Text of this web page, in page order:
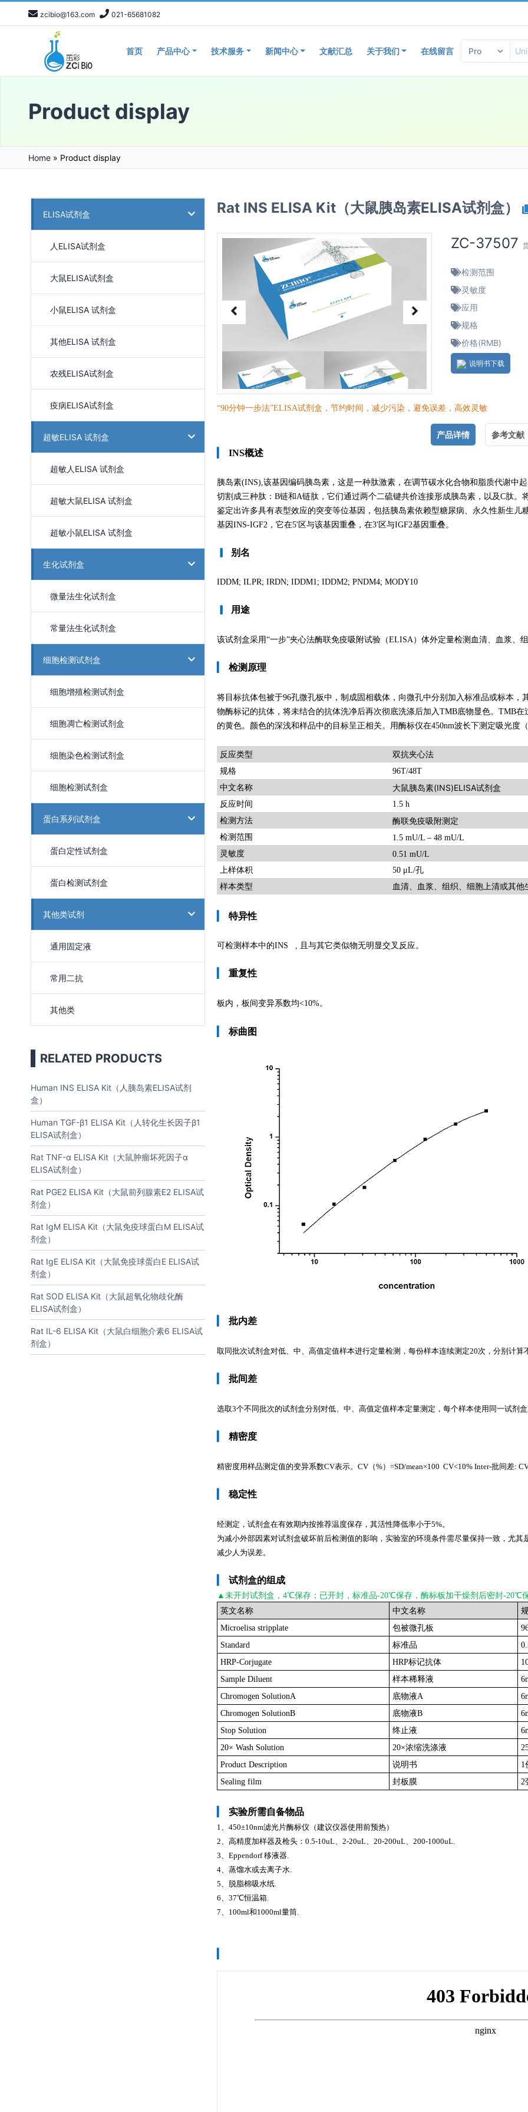
zcibio@163.com 021-65681082
首页 产品中心 技术服务 新闻中心 文献汇总 关于我们 在线留言
Product display
Home » Product display
Rat INS ELISA Kit（大鼠胰岛素ELISA试剂盒）
ZC-37507
检测范围
灵敏度
应用
规格
价格(RMB)
说明书下载
“90分钟一步法”ELISA试剂盒，节约时间，减少污染，避免误差，高效灵敏
产品详情
参考文献
INS概述
胰岛素(INS),该基因编码胰岛素，这是一种肽激素，在调节碳水化合物和脂质代谢中
切割成三种肽：B链和A链肽，它们通过两个二硫键共价连接形成胰岛素，以及C肽
鉴定出许多具有表型效应的突变等位基因，包括胰岛素依赖型糖尿病、永久性新生
基因INS-IGF2，它在5'区与该基因重叠，在3'区与IGF2基因重叠。
别名
IDDM; ILPR; IRDN; IDDM1; IDDM2; PNDM4; MODY10
用途
该试剂盒采用“一步”夹心法酶联免疫吸附试验（ELISA）体外定量检测血清、血浆、
检测原理
将目标抗体包被于96孔微孔板中，制成固相载体，向微孔中分别加入标准品或标本
物酶标记的抗体，将未结合的抗体洗净后再次彻底洗涤后加入TMB底物显色。TMB
的黄色。颜色的深浅和样品中的目标呈正相关。用酶标仪在450nm波长下测定吸光度
反应类型 双抗夹心法
规格
96T/48T
中文名称
大鼠胰岛素(INS)ELISA试剂盒
反应时间
1.5 h
检测方法
酶联免疫吸附测定
检测范围
1.5 mU/L – 48 mU/L
灵敏度
0.51 mU/L
上样体积
50 μL/孔
样本类型
血清、血浆、组织、细胞上清或其他
特异性
可检测样本中的INS , 且与其它类似物无明显交叉反应。
重复性
板内，板间变异系数均<10%。
标曲图
批内差
取同批次试剂盒对低、中、高值定值样本进行定量检测，每份样本连续测定20次，分别计算
批间差
选取3个不同批次的试剂盒分别对低、中、高值定值样本定量测定，每个样本使用同一试剂
精密度
精密度用样品测定值的变异系数CV表示。CV（%）=SD/mean×100 CV<10% Inter-批间差:
稳定性
经测定，试剂盒在有效期内按推荐温度保存，其活性降低率小于5%。
为减小外部因素对试剂盒破坏前后检测值的影响，实验室的环境条件需尽量保持一致，尤
减少人为误差。
试剂盒的组成
▲未开封试剂盒，4℃保存；已开封，标准品-20℃保存，酶标板加干燥剂后密封-20℃
英文名称
中文名称
Microelisa stripplate
包被微孔板
Standard
标准品
HRP-Corjugate
HRP标记抗体
Sample Diluent
样本稀释液
Chromogen SolutionA
底物液A
Chromogen SolutionB
底物液B
Stop Solution
终止液
20× Wash Solution
20×浓缩洗涤液
Product Description
说明书
1
Sealing film
封板膜 2
实验所需自备物品
1、450±10nm滤光片酶标仪（建议仪器使用前预热）
2、高精度加样器及枪头：0.5-10uL、2-20uL、20-200uL、200-1000uL.
3、Eppendorf 移液器.
4、蒸馏水或去离子水.
5、脱脂棉吸水纸.
6、37℃恒温箱.
7、100ml和1000ml量筒.
ELISA试剂盒
人ELISA试剂盒
大鼠ELISA试剂盒
小鼠ELISA 试剂盒
其他ELISA 试剂盒
农残ELISA试剂盒
疫病ELISA试剂盒
超敏ELISA 试剂盒
超敏人ELISA 试剂盒
超敏大鼠ELISA 试剂盒
超敏小鼠ELISA 试剂盒
生化试剂盒
微量法生化试剂盒
常量法生化试剂盒
细胞检测试剂盒
细胞增殖检测试剂盒
细胞凋亡检测试剂盒
细胞染色检测试剂盒
细胞检测试剂盒
蛋白系列试剂盒
蛋白定性试剂盒
蛋白检测试剂盒
其他类试剂
通用固定液
常用二抗
其他类
RELATED PRODUCTS
Human INS ELISA Kit（人胰岛素ELISA试剂
盒）
Human TGF-β1 ELISA Kit（人转化生长因子β1
ELISA试剂盒）
Rat TNF-α ELISA Kit（大鼠肿瘤坏死因子α
ELISA试剂盒）
Rat PGE2 ELISA Kit（大鼠前列腺素E2 ELISA试
剂盒）
Rat IgM ELISA Kit（大鼠免疫球蛋白M ELISA试
剂盒）
Rat IgE ELISA Kit（大鼠免疫球蛋白E ELISA试
剂盒）
Rat SOD ELISA Kit（大鼠超氧化物歧化酶
ELISA试剂盒）
Rat IL-6 ELISA Kit（大鼠白细胞介素6 ELISA试
剂盒）